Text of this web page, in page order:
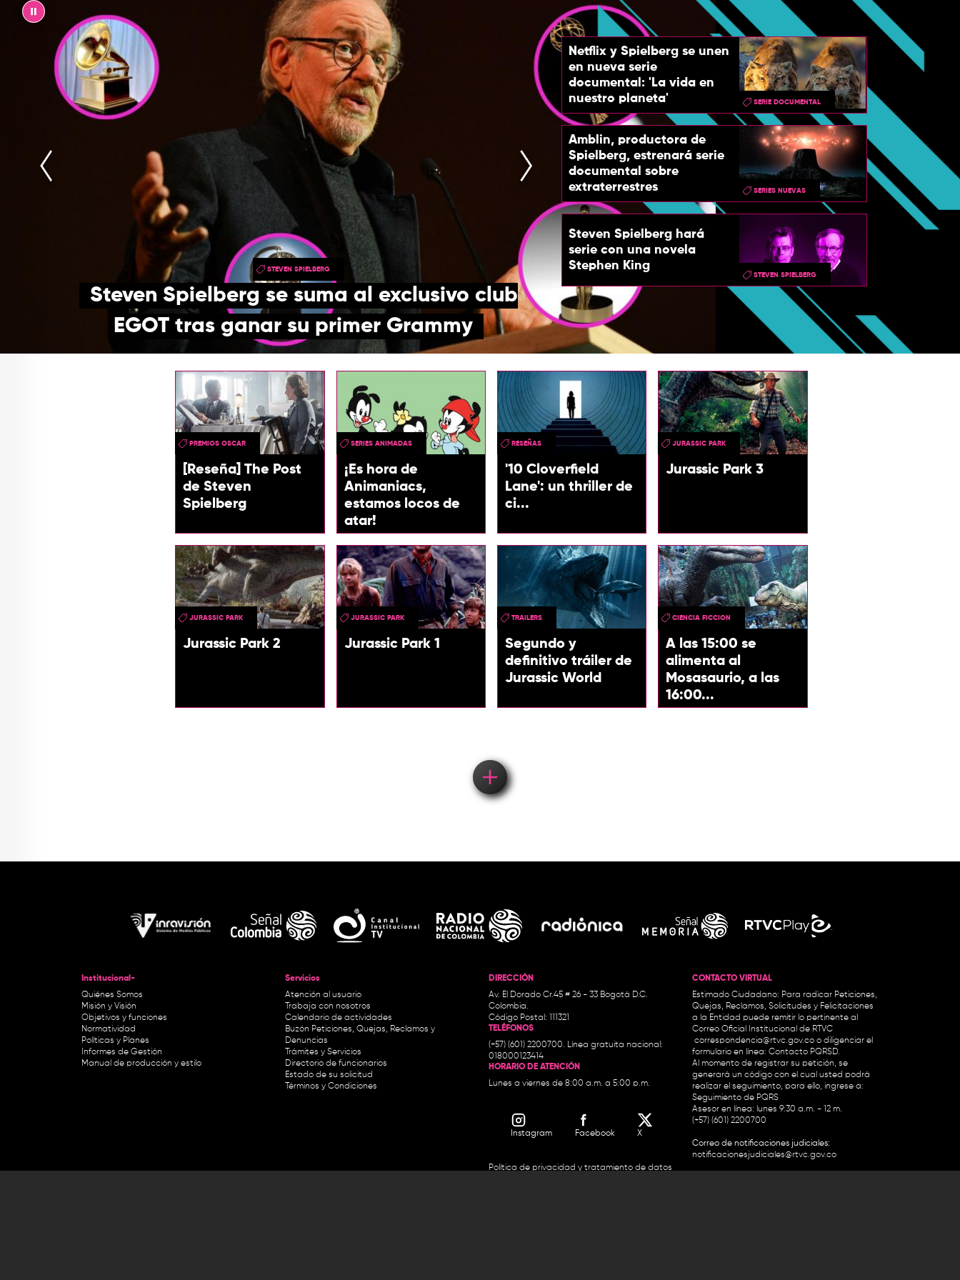
STEVEN SPIELBERG
Steven Spielberg se suma al exclusivo club
EGOT tras ganar su primer Grammy
73 años de
||
Netflix y Spielberg se unen
en nueva serie
documental: 'La vida en
nuestro planeta'
SERIE DOCUMENTAL
Amblin, productora de
Spielberg, estrenará serie
documental sobre
extraterrestres
SERIES NUEVAS
Steven Spielberg hará
serie con una novela
Stephen King
STEVEN SPIELBERG
[Reseña] The Post
de Steven
Spielberg
PREMIOS OSCAR
¡Es hora de
Animaniacs,
estamos locos de
atar!
SERIES ANIMADAS
'10 Cloverfield
Lane': un thriller de
ci...
RESEÑAS
Jurassic Park 3
JURASSIC PARK
Jurassic Park 2
JURASSIC PARK
Jurassic Park 1
JURASSIC PARK
Segundo y
definitivo tráiler de
Jurassic World
TRAILERS
A las 15:00 se
alimenta al
Mosasaurio, a las
16:00...
CIENCIA FICCION
Load More
Institucional-
Quiénes Somos
Misión y Visión
Objetivos y funciones
Normatividad
Políticas y Planes
Informes de Gestión
Manual de producción y estilo
Servicios
Atención al usuario
Trabaja con nosotros
Calendario de actividades
Buzón Peticiones, Quejas, Reclamos y
Denuncias
Trámites y Servicios
Directorio de funcionarios
Estado de su solicitud
Términos y Condiciones
DIRECCIÓN
Av. El Dorado Cr.45 # 26 - 33 Bogotá D.C.
Colombia.
Código Postal: 111321
TELÉFONOS
(+57) (601) 2200700. Línea gratuita nacional:
018000123414
HORARIO DE ATENCIÓN
Lunes a viernes de 8:00 a.m. a 5:00 p.m.
Instagram Facebook X
Política de privacidad y tratamiento de datos
CONTACTO VIRTUAL
Estimado Ciudadano: Para radicar Peticiones,
Quejas, Reclamos, Solicitudes y Felicitaciones
a la Entidad puede remitir lo pertinente al
Correo Oficial Institucional de RTVC
correspondencia@rtvc.gov.co o diligenciar el
formulario en línea: Contacto PQRSD.
Al momento de registrar su petición, se
generará un código con el cual usted podrá
realizar el seguimiento, para ello, ingrese a:
Seguimiento de PQRS
Asesor en línea: lunes 9:30 a.m. - 12 m.
(+57) (601) 2200700
Correo de notificaciones judiciales:
notificacionesjudiciales@rtvc.gov.co